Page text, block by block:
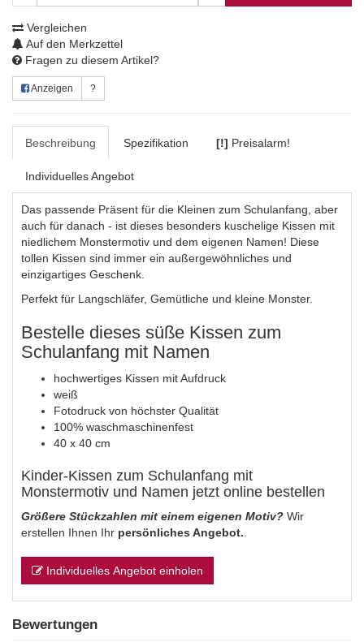
Vergleichen
Auf den Merkzettel
Fragen zu diesem Artikel?
Anzeigen ?
Beschreibung Spezifikation [!] Preisalarm!
Individuelles Angebot
Das passende Präsent für die Kleinen zum Schulanfang, aber
auch für danach - ist dieses besonders kuschelige Kissen mit
niedlichem Monstermotiv und dem eigenen Namen! Diese
tollen Kissen sind immer ein außergewöhnliches und
einzigartiges Geschenk.
Perfekt für Langschläfer, Gemütliche und kleine Monster.
Bestelle dieses süße Kissen zum
Schulanfang mit Namen
hochwertiges Kissen mit Aufdruck
weiß
Fotodruck von höchster Qualität
100% waschmaschinenfest
40 x 40 cm
Kinder-Kissen zum Schulanfang mit
Monstermotiv und Namen jetzt online bestellen
Größere Stückzahlen mit einem eigenen Motiv? Wir
erstellen Ihnen Ihr persönliches Angebot.
Individuelles Angebot einholen
Bewertungen